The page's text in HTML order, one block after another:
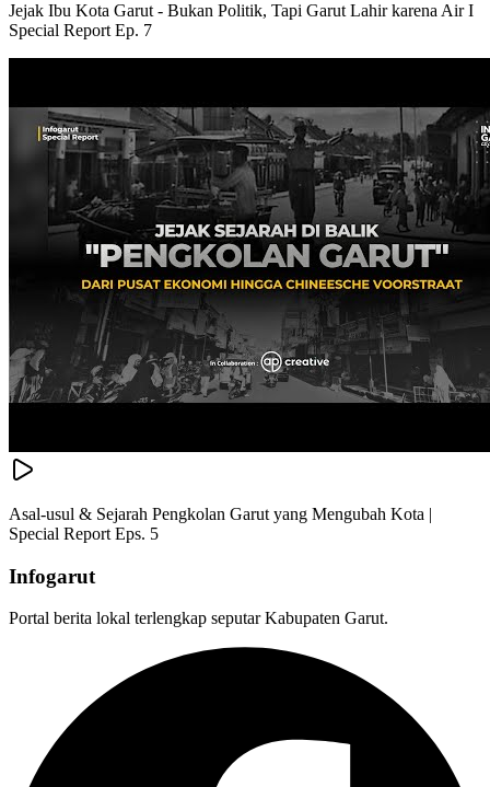
Jejak Ibu Kota Garut - Bukan Politik, Tapi Garut Lahir karena Air I
Special Report Ep. 7
Asal-usul & Sejarah Pengkolan Garut yang Mengubah Kota |
Special Report Eps. 5
Infogarut
Portal berita lokal terlengkap seputar Kabupaten Garut.